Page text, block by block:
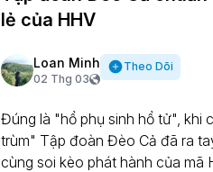
lẻ của HHV
Loan Minh
02 Thg 03
Theo Dõi
Đúng là "hổ phụ sinh hổ tử", khi
trùm" Tập đoàn Đèo Cả đã ra
cùng soi kèo phát hành của mã